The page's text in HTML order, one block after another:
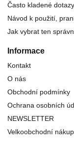
Často kladené
Návod k použití,
Jak vybrat ten
Informace
Kontakt
O nás
Obchodní podmínky
Ochrana osobních
NEWSLETTER
Velkoobchodní nákup